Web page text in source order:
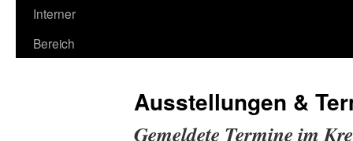
Interner
Bereich
Ausstellungen &
Gemeldete Termine im